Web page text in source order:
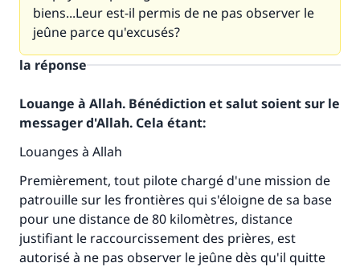
biens...Leur est-il permis de ne pas observer le
jeûne parce qu'excusés?
la réponse
Louange à Allah. Bénédiction et salut soient sur le
messager d'Allah. Cela étant:
Louanges à Allah
Premièrement, tout pilote chargé d'une mission de
patrouille sur les frontières qui s'éloigne de sa base
pour une distance de 80 kilomètres, distance
justifiant le raccourcissement des prières, est
autorisé à ne pas observer le jeûne dès qu'il quitte